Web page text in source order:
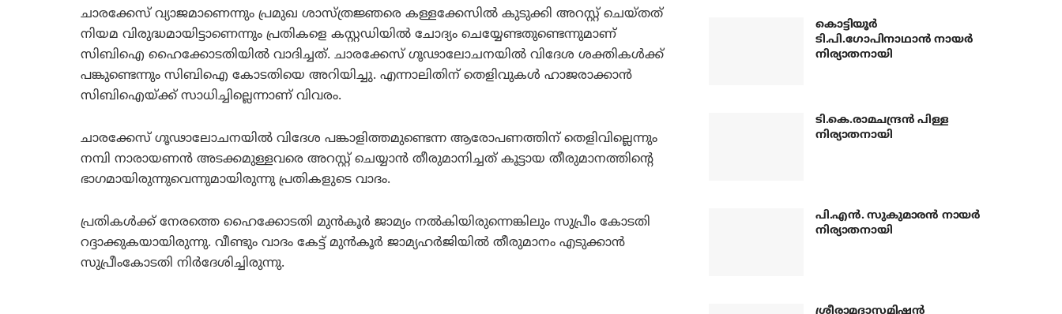
ചാരക്കേസ് വ്യാജമാണെന്നും പ്രമുഖ ശാസ്ത്രജ്ഞരെ കള്ളക്കേസില്‍ കുടുക്കി അറസ്റ്റ് ചെയ്തത്
നിയമ വിരുദ്ധമായിട്ടാണെന്നും പ്രതികളെ കസ്റ്റഡിയില്‍ ചോദ്യം ചെയ്യേണ്ടതുണ്ടെന്നുമാണ്
സിബിഐ ഹൈക്കോടതിയില്‍ വാദിച്ചത്. ചാരക്കേസ് ഗൂഢാലോചനയില്‍ വിദേശ ശക്തികള്‍ക്ക്
പങ്കുണ്ടെന്നും സിബിഐ കോടതിയെ അറിയിച്ചു. എന്നാലിതിന് തെളിവുകള്‍ ഹാജരാക്കാന്‍
സിബിഐയ്ക്ക് സാധിച്ചില്ലെന്നാണ് വിവരം.
ചാരക്കേസ് ഗൂഢാലോചനയില്‍ വിദേശ പങ്കാളിത്തമുണ്ടെന്ന ആരോപണത്തിന് തെളിവില്ലെന്നും
നമ്പി നാരായണന്‍ അടക്കമുള്ളവരെ അറസ്റ്റ് ചെയ്യാന്‍ തീരുമാനിച്ചത് കൂട്ടായ തീരുമാനത്തിന്റെ
ഭാഗമായിരുന്നുവെന്നുമായിരുന്നു പ്രതികളുടെ വാദം.
പ്രതികള്‍ക്ക് നേരത്തെ ഹൈക്കോടതി മുന്‍കൂര്‍ ജാമ്യം നല്‍കിയിരുന്നെങ്കിലും സുപ്രീം കോടതി
റദ്ദാക്കുകയായിരുന്നു. വീണ്ടും വാദം കേട്ട് മുന്‍കൂര്‍ ജാമ്യഹര്‍ജിയില്‍ തീരുമാനം എടുക്കാന്‍
സുപ്രീംകോടതി നിര്‍ദേശിച്ചിരുന്നു.
കൊട്ടിയൂര്‍
ടി.പി.ഗോപിനാഥാന്‍ നായര്‍
നിര്യാതനായി
ടി.കെ.രാമചന്ദ്രന്‍ പിള്ള
നിര്യാതനായി
പി.എന്‍. സുകുമാരന്‍ നായര്‍
നിര്യാതനായി
ശ്രീരാമദാസമിഷന്‍